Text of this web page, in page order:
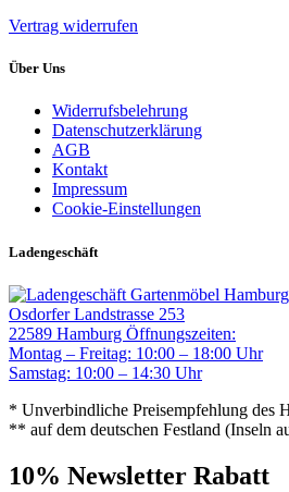
Vertrag widerrufen
Über Uns
Widerrufsbelehrung
Datenschutzerklärung
AGB
Kontakt
Impressum
Cookie-Einstellungen
Ladengeschäft
Gartenmöbel
Osdorfer Landstrasse 253
22589 Hamburg Öffnungszeiten:
Montag – Freitag: 10:00 – 18:00 Uhr
Samstag: 10:00 – 14:30 Uhr
* Unverbindliche Preisempfehlung des
** auf dem deutschen Festland (Inseln
10% Newsletter Rabatt